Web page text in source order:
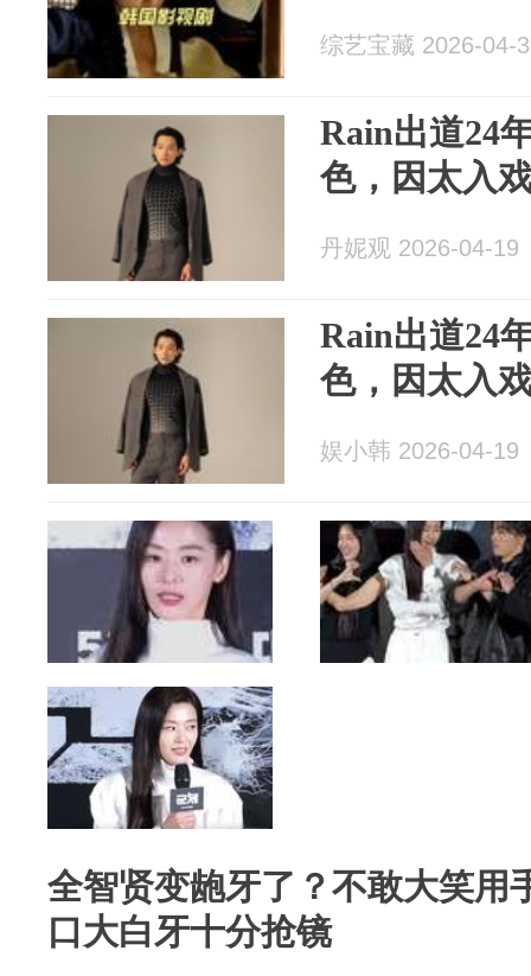
综艺宝藏 2026-04-
Rain出道24
色，因太入
丹妮观 2026-04-19
Rain出道24
色，因太入
娱小韩 2026-04-19
全智贤变龅牙了？不敢大笑用
口大白牙十分抢镜